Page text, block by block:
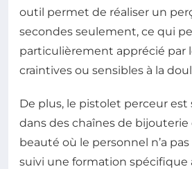
outil permet de réaliser un
secondes seulement, ce qui
particulièrement apprécié par
craintives ou sensibles à la
De plus, le pistolet perceur
dans des chaînes de bijouterie
beauté où le personnel n’a
suivi une formation spécifique